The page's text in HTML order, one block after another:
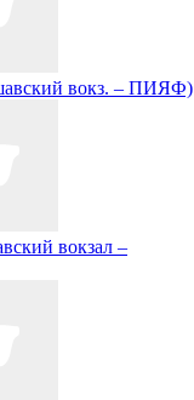
вокз. – ПИЯФ)
вокзал –